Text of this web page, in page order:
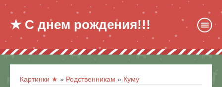
★ С днем рождения!!!
Картинки ★ » Родственникам » Куму